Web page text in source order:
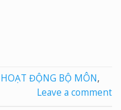
HOẠT ĐỘNG BỘ MÔN,
Leave a comment